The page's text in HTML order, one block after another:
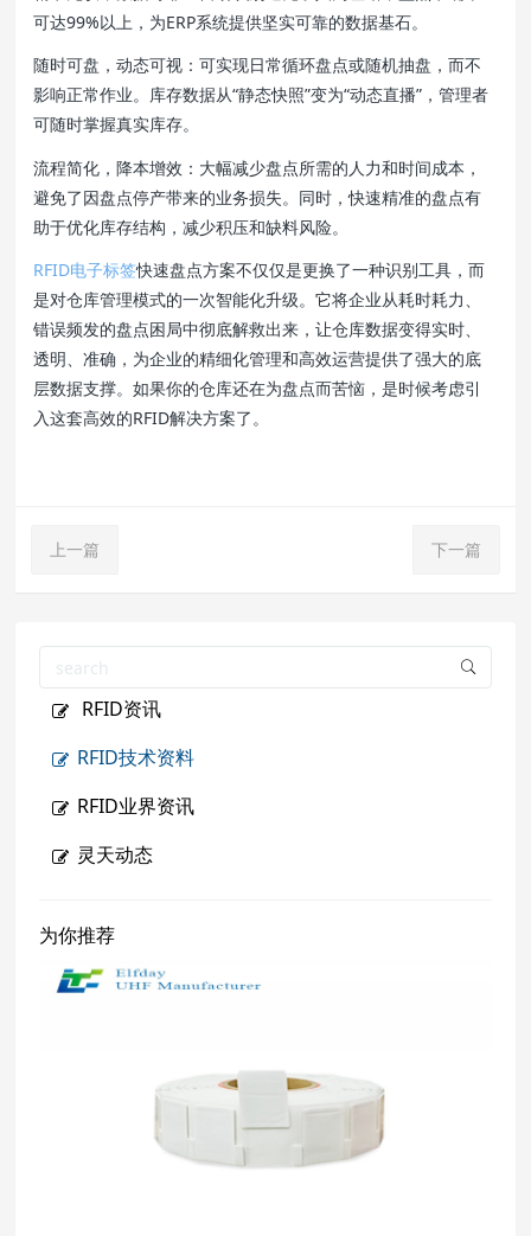
可达99%以上，为ERP系统提供坚实可靠的数据基石。
随时可盘，动态可视：可实现日常循环盘点或随机抽盘，而不
影响正常作业。库存数据从“静态快照”变为“动态直播”，管理者
可随时掌握真实库存。
流程简化，降本增效：大幅减少盘点所需的人力和时间成本，
避免了因盘点停产带来的业务损失。同时，快速精准的盘点有
助于优化库存结构，减少积压和缺料风险。
RFID电子标签快速盘点方案不仅仅是更换了一种识别工具，而
是对仓库管理模式的一次智能化升级。它将企业从耗时耗力、
错误频发的盘点困局中彻底解救出来，让仓库数据变得实时、
透明、准确，为企业的精细化管理和高效运营提供了强大的底
层数据支撑。如果你的仓库还在为盘点而苦恼，是时候考虑引
入这套高效的RFID解决方案了。
上一篇 下一篇
RFID资讯
RFID技术资料
RFID业界资讯
灵天动态
为你推荐